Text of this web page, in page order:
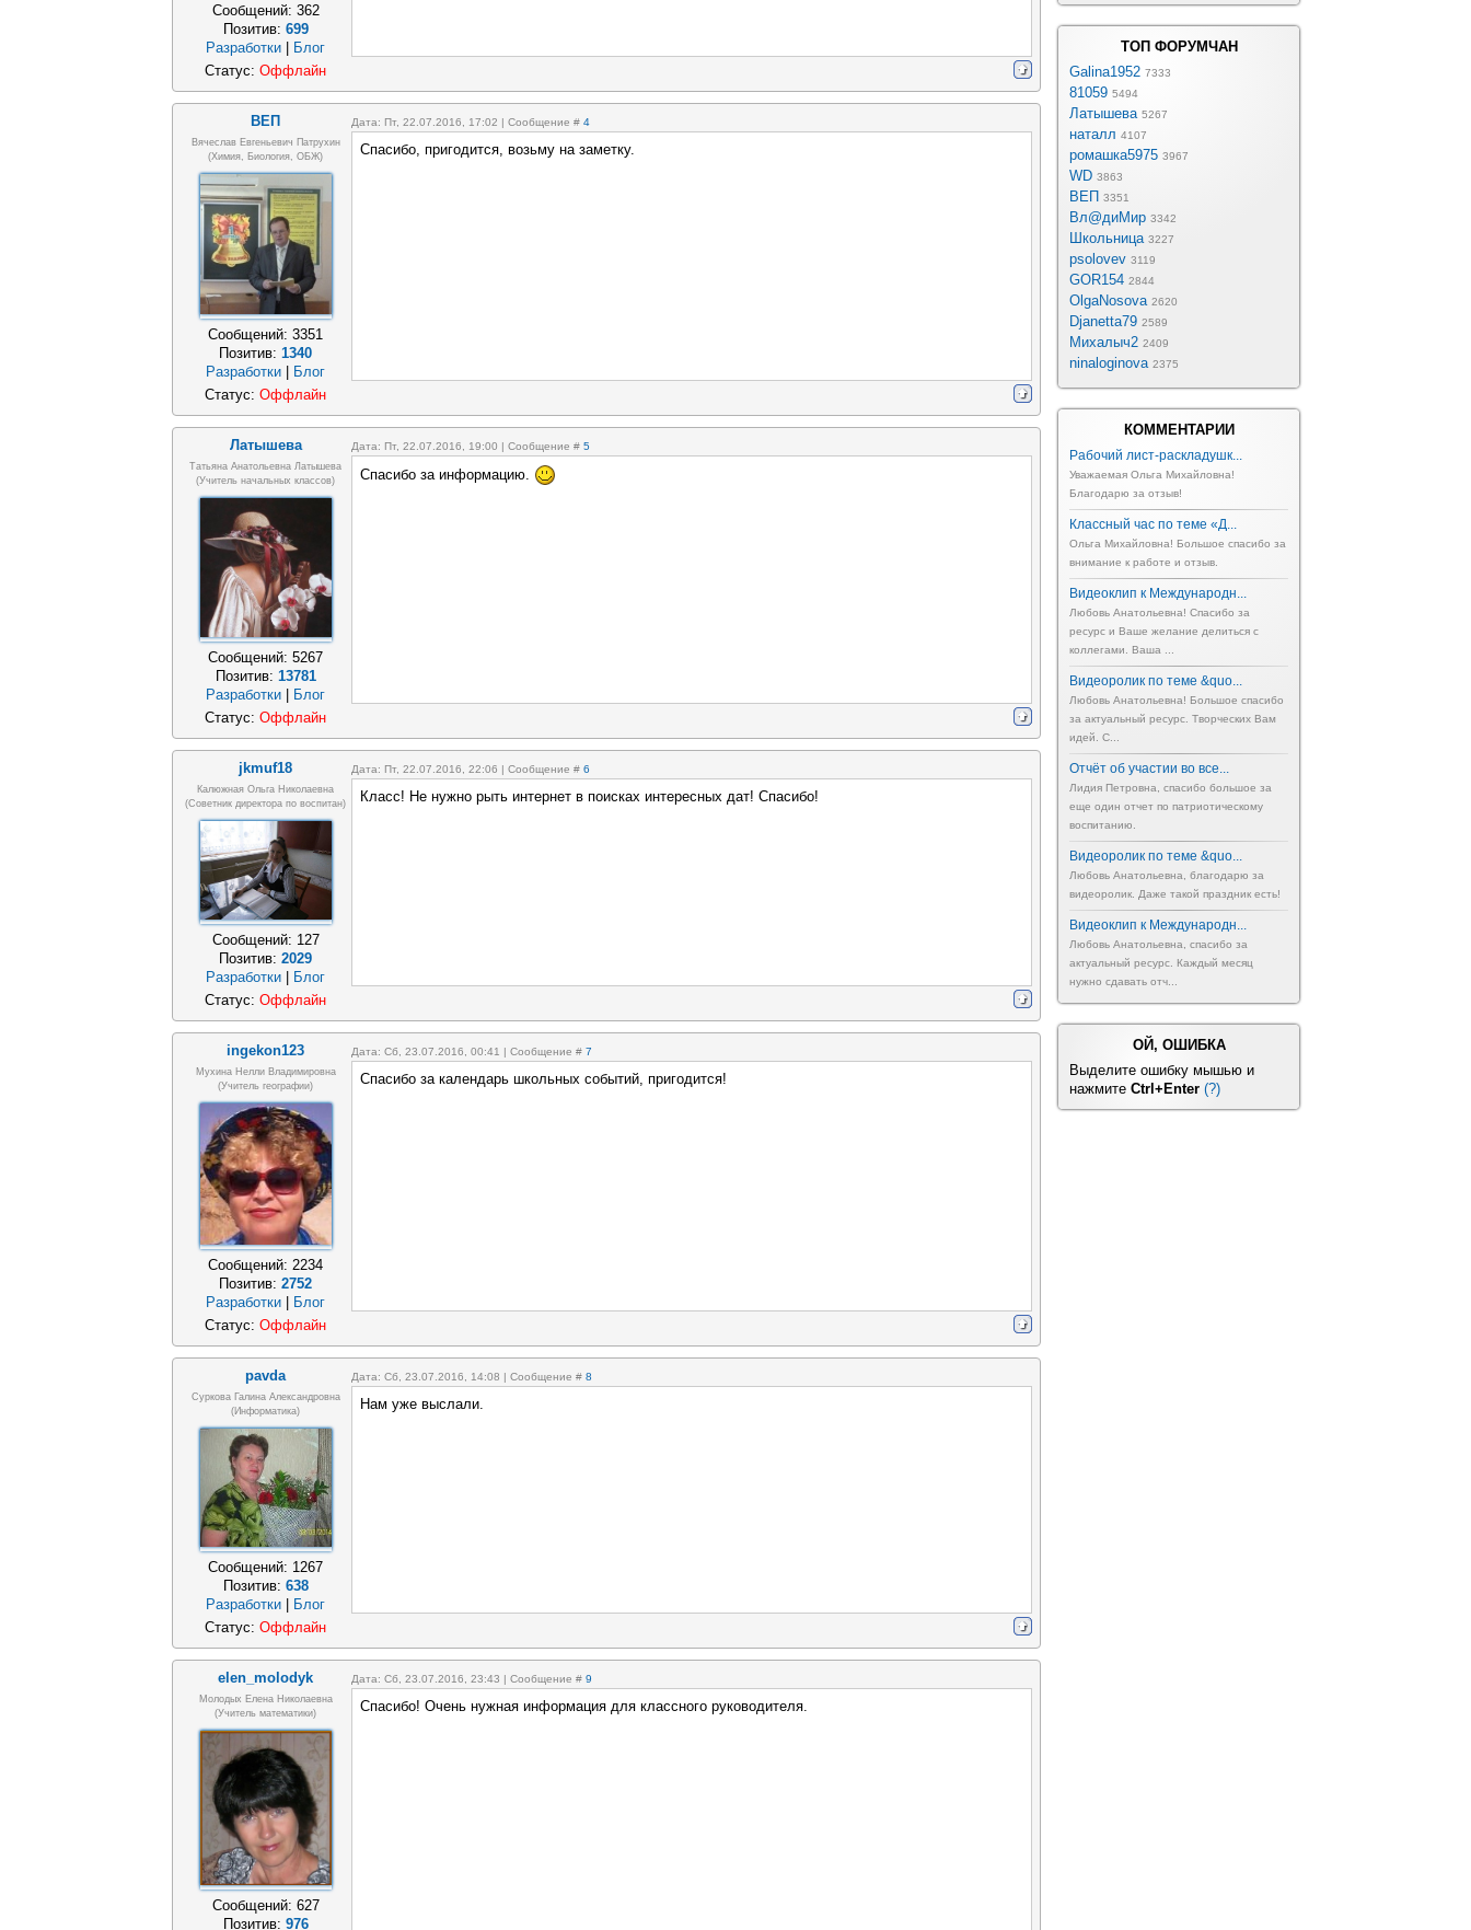
Сообщений: 362
Позитив: 699
Разработки
Блог
Статус: Оффлайн
ВЕП Дата: Пт, 22.07.2016, 17:02 | Сообщение # 4
Вячеслав Евгеньевич Патрухин
(Химия, Биология, ОБЖ)
Сообщений: 3351
Позитив: 1340
Разработки
Блог
Спасибо, пригодится, возьму на заметку.
Статус: Оффлайн
Латышева Дата: Пт, 22.07.2016, 19:00 | Сообщение # 5
Татьяна Анатольевна Латышева
(учитель начальных классов)
Сообщений: 5267
Позитив: 13781
Разработки
Блог
Спасибо за информацию.
Статус: Оффлайн
jkmuf18 Дата: Пт, 22.07.2016, 22:06 | Сообщение # 6
Калюжная Ольга Николаевна
(Советник директора по воспитан)
Сообщений: 127
Позитив: 2029
Разработки
Блог
Класс! Не нужно рыть интернет в поисках интересных дат! Спасибо!
Статус: Оффлайн
ingekon123 Дата: Сб, 23.07.2016, 00:41 | Сообщение # 7
Мухина Нелли Владимировна
(Учитель географии)
Сообщений: 2234
Позитив: 2752
Разработки
Блог
Спасибо за календарь школьных событий, пригодится!
Статус: Оффлайн
pavda Дата: Сб, 23.07.2016, 14:08 | Сообщение # 8
Суркова Галина Александровна
(информатика)
Сообщений: 1267
Позитив: 638
Разработки
Блог
Нам уже выслали.
Статус: Оффлайн
elen_molodyk Дата: Сб, 23.07.2016, 23:43 | Сообщение # 9
Молодых Елена Николаевна
(учитель математики)
Сообщений: 627
Позитив: 976
Спасибо! Очень нужная информация для классного руководителя.
ТОП ФОРУМЧАН
Galina1952 7333
81059 5494
Латышева 5267
наталл 4107
ромашка5975 3967
WD 3863
ВЕП 3351
Вл@диМир 3342
Школьница 3227
psolovev 3119
GOR154 2844
OlgaNosova 2620
Djanetta79 2589
Михалыч2 2409
ninaloginova 2375
КОММЕНТАРИИ
Рабочий лист-раскладушк...
Уважаемая Ольга Михайловна!
Благодарю за отзыв!
Классный час по теме «Д...
Ольга Михайловна! Большое спасибо за
внимание к работе и отзыв.
Видеоклип к Международн...
Любовь Анатольевна! Спасибо за
ресурс и Ваше желание делиться с
коллегами. Ваша ...
Видеоролик по теме &quo...
Любовь Анатольевна! Большое спасибо
за актуальный ресурс. Творческих Вам
идей. С...
Отчёт об участии во все...
Лидия Петровна, спасибо большое за
еще один отчет по патриотическому
воспитанию.
Видеоролик по теме &quo...
Любовь Анатольевна, благодарю за
видеоролик. Даже такой праздник есть!
Видеоклип к Международн...
Любовь Анатольевна, спасибо за
актуальный ресурс. Каждый месяц
нужно сдавать отч...
ОЙ, ОШИБКА
Выделите ошибку мышью и
нажмите Ctrl+Enter (?)